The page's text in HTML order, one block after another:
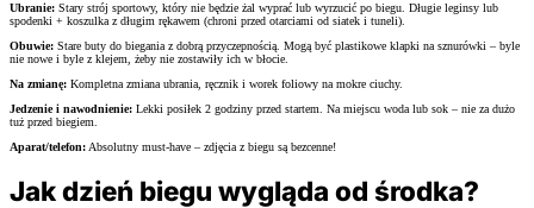
Ubranie: Stary strój sportowy, który nie będzie żal wyprać lub wyrzucić po biegu. Długie leginsy lub
spodenki + koszulka z długim rękawem (chroni przed otarciami od siatek i tuneli).
Obuwie: Stare buty do biegania z dobrą przyczepnością. Mogą być plastikowe klapki na sznurówki – byle
nie nowe i byle z klejem, żeby nie zostawiły ich w błocie.
Na zmianę: Kompletna zmiana ubrania, ręcznik i worek foliowy na mokre ciuchy.
Jedzenie i nawodnienie: Lekki posiłek 2 godziny przed startem. Na miejscu woda lub sok – nie za dużo
tuż przed biegiem.
Aparat/telefon: Absolutny must-have – zdjęcia z biegu są bezcenne!
Jak dzień biegu wygląda od środka?